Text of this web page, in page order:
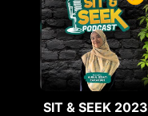
SIT & SEEK 2023